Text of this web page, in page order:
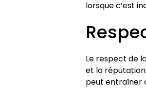
lorsque c’est
Le respect de
et la
peut entraîner